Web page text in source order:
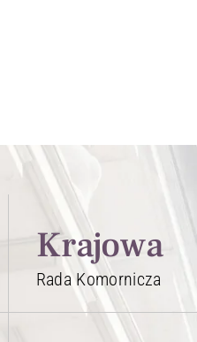
Krajowa
Rada Komornicza